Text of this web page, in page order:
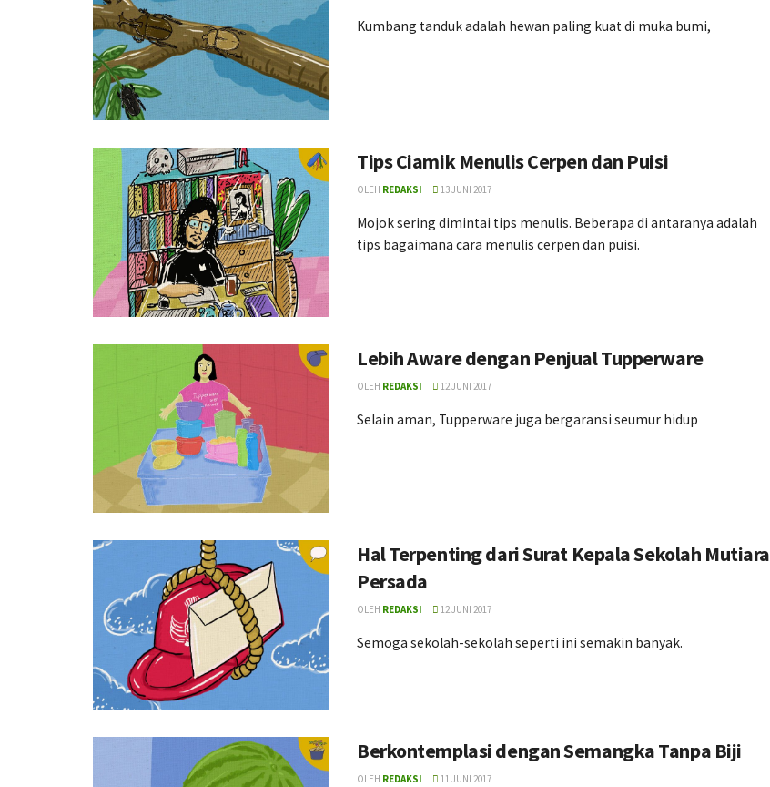
Kumbang tanduk adalah hewan paling kuat di muka bumi,
Tips Ciamik Menulis Cerpen dan Puisi
OLEH REDAKSI 13 JUNI 2017
Mojok sering dimintai tips menulis. Beberapa di antaranya adalah
tips bagaimana cara menulis cerpen dan puisi.
Lebih Aware dengan Penjual Tupperware
OLEH REDAKSI 12 JUNI 2017
Selain aman, Tupperware juga bergaransi seumur hidup
Hal Terpenting dari Surat Kepala Sekolah Mutiara
Persada
OLEH REDAKSI 12 JUNI 2017
Semoga sekolah-sekolah seperti ini semakin banyak.
Berkontemplasi dengan Semangka Tanpa Biji
OLEH REDAKSI 11 JUNI 2017